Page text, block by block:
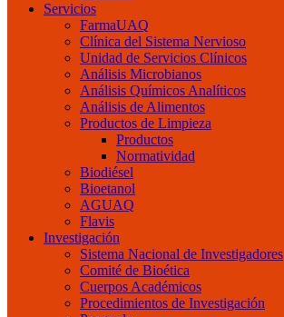
Servicios
FarmaUAQ
Clínica del Sistema Nervioso
Unidad de Servicios Clínicos
Análisis Microbianos
Análisis Químicos Analíticos
Análisis de Alimentos
Productos de Limpieza
Productos
Normatividad
Biodiésel
Bioetanol
AGUAQ
Flavis
Investigación
Sistema Nacional de Investigadores
Comité de Bioética
Cuerpos Académicos
Procedimientos de Investigación